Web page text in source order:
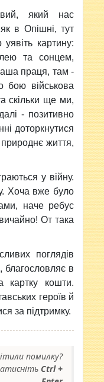
який нас
в Опішні, тут
картину:
та сонцем,
праця, там -
бою військова
скільки ще ми,
- позитивно
доторкнутися
життя,
у війну.
Хоча вже було
наче ребус
От така
поглядів
благословляє в
картку кошти.
героїв й
за підтримку.
помилку?
Ctrl +